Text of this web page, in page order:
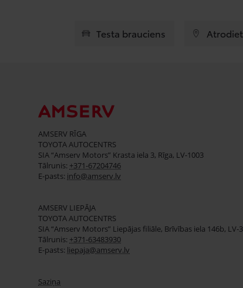
Testa brauciens
AMSERV RĪGA
TOYOTA AUTOCENTRS
SIA “Amserv Motors” Krasta iela 3, Rīga, LV-1003
Tālrunis: +371-67204746
E-pasts: info@amserv.lv
AMSERV LIEPĀJA
TOYOTA AUTOCENTRS
SIA “Amserv Motors” Liepājas filiāle, Brīvības iela 146b, LV-
Tālrunis: +371-63483930
E-pasts: liepaja@amserv.lv
Saziņa